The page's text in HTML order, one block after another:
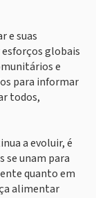
e suas
globais
e
para informar
todos,
a evoluir, é
se unam para
quanto em
alimentar